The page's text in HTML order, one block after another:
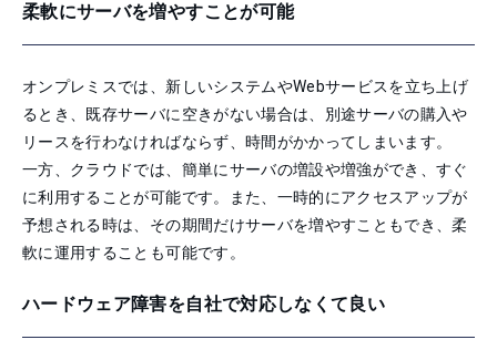
柔軟にサーバを増やすことが可能
オンプレミスでは、新しいシステムやWebサービスを立ち上げ
るとき、既存サーバに空きがない場合は、別途サーバの購入や
リースを行わなければならず、時間がかかってしまいます。
一方、クラウドでは、簡単にサーバの増設や増強ができ、すぐ
に利用することが可能です。また、一時的にアクセスアップが
予想される時は、その期間だけサーバを増やすこともでき、柔
軟に運用することも可能です。
ハードウェア障害を自社で対応しなくて良い